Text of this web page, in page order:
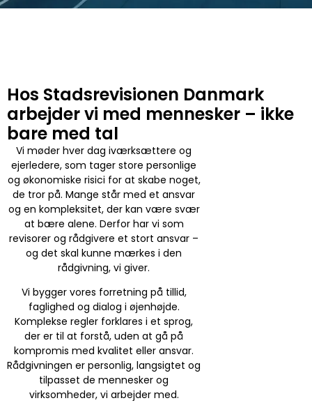
Hos Stadsrevisionen Danmark
arbejder vi med mennesker – ikke
bare med tal
Vi møder hver dag iværksættere og
ejerledere, som tager store personlige
og økonomiske risici for at skabe noget,
de tror på. Mange står med et ansvar
og en kompleksitet, der kan være svær
at bære alene. Derfor har vi som
revisorer og rådgivere et stort ansvar –
og det skal kunne mærkes i den
rådgivning, vi giver.
Vi bygger vores forretning på tillid,
faglighed og dialog i øjenhøjde.
Komplekse regler forklares i et sprog,
der er til at forstå, uden at gå på
kompromis med kvalitet eller ansvar.
Rådgivningen er personlig, langsigtet og
tilpasset de mennesker og
virksomheder, vi arbejder med.